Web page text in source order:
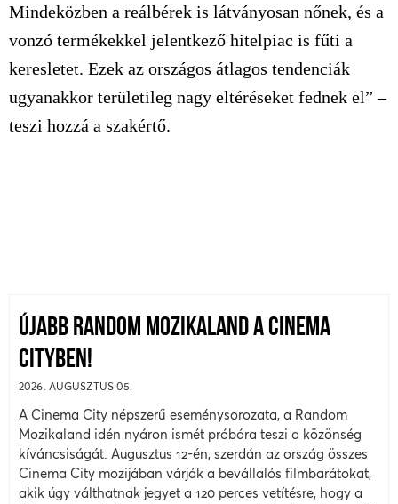
Mindeközben a reálbérek is látványosan nőnek, és a
vonzó termékekkel jelentkező hitelpiac is fűti a
keresletet. Ezek az országos átlagos tendenciák
ugyanakkor területileg nagy eltéréseket fednek el” –
teszi hozzá a szakértő.
ÚJABB RANDOM MOZIKALAND A CINEMA
CITYBEN!
2026. AUGUSZTUS 05.
A Cinema City népszerű eseménysorozata, a Random
Mozikaland idén nyáron ismét próbára teszi a közönség
kíváncsiságát. Augusztus 12-én, szerdán az ország összes
Cinema City mozijában várják a bevállalós filmbarátokat,
akik úgy válthatnak jegyet a 120 perces vetítésre, hogy a